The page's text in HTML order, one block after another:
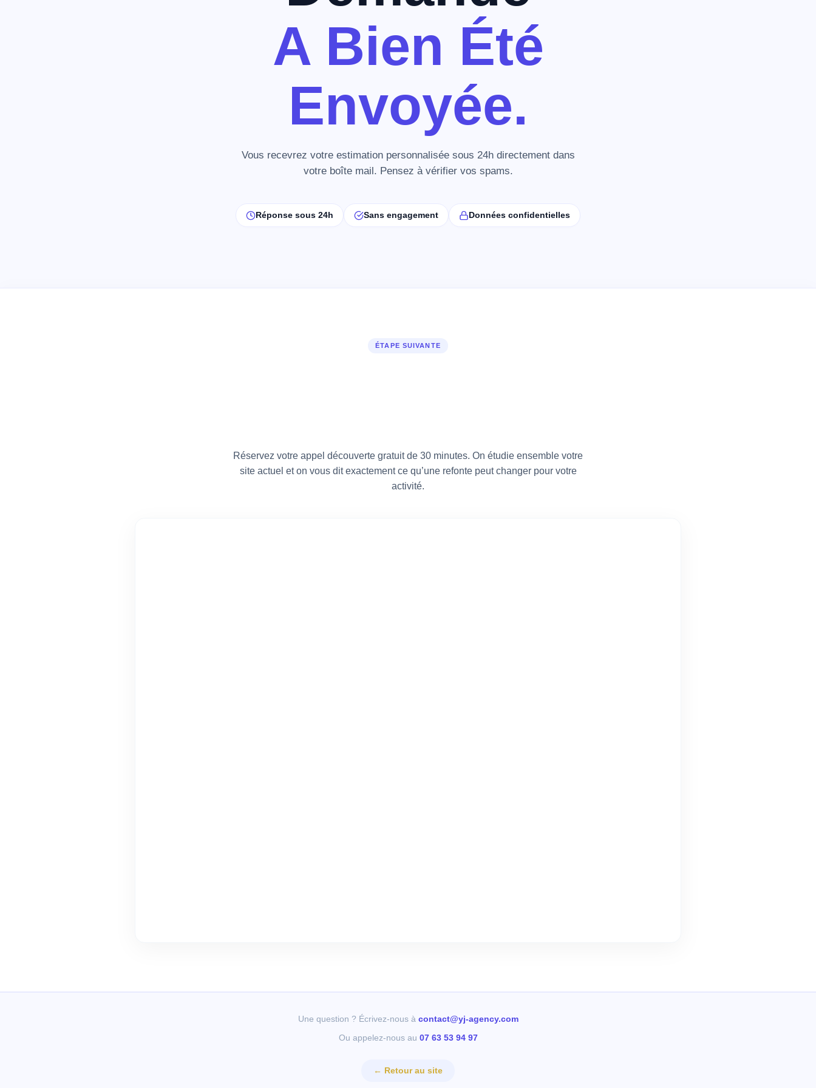
A Bien Été
Envoyée.
Vous recevrez votre estimation personnalisée sous 24h directement dans
votre boîte mail. Pensez à vérifier vos spams.
Réponse sous 24h Sans engagement Données confidentielles
ÉTAPE SUIVANTE
Réservez votre appel découverte gratuit de 30 minutes. On étudie ensemble votre
site actuel et on vous dit exactement ce qu’une refonte peut changer pour votre
activité.
Une question ? Écrivez-nous à contact@yj-agency.com
Ou appelez-nous au 07 63 53 94 97
← Retour au site